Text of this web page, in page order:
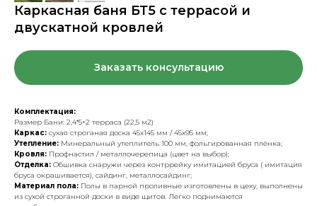
Каркасная баня БТ5 с террасой и
двускатной кровлей
Заказать консультацию
Комплектация:
Размер Бани: 2,4*5+2 терраса (22,5 м2)
Каркас: сухая строганая доска 45х145 мм / 45х95 мм;
Утепление: Минеральный утеплитель 100 мм, фольгированная плёнка;
Кровля: Профнастил / металлочерепица (цвет на выбор);
Отделка: Обшивка снаружи через контррейку имитацией бруса ( имитация
бруса окрашивается), сайдинг, металлосайдинг;
Материал пола: Полы в парной проливные изготовлены в цеху, выполнены
из сухой строганной доски в виде щитов. Легко поднимаются